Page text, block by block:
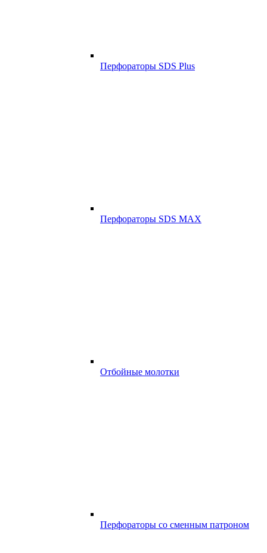
Перфораторы SDS Plus
Перфораторы SDS MAX
Отбойные молотки
Перфораторы со сменным патроном